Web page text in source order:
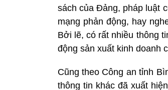
sách của Đảng, pháp luật
mạng phản động, hay
Bởi lẽ, có rất nhiều thông
động sản xuất kinh doanh
Cũng theo Công an tỉnh
thông tin khác đã xuất